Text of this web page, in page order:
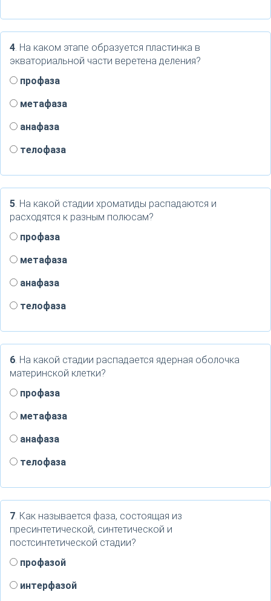
4. На каком этапе образуется пластинка в
экваториальной части веретена деления?
профаза
метафаза
анафаза
телофаза
5. На какой стадии хроматиды распадаются и
расходятся к разным полюсам?
профаза
метафаза
анафаза
телофаза
6. На какой стадии распадается ядерная оболочка
материнской клетки?
профаза
метафаза
анафаза
телофаза
7. Как называется фаза, состоящая из
пресинтетической, синтетической и
постсинтетической стадии?
профазой
интерфазой